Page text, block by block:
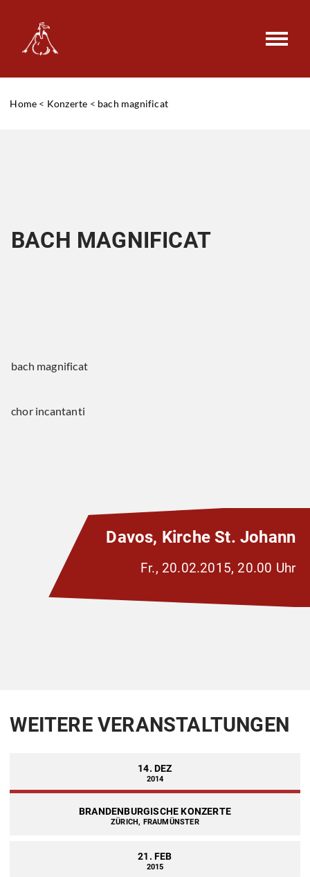
Home < Konzerte < bach magnificat
BACH MAGNIFICAT
bach magnificat
chor incantanti
Davos, Kirche St. Johann
Fr., 20.02.2015, 20.00 Uhr
WEITERE VERANSTALTUNGEN
14. DEZ
2014
BRANDENBURGISCHE KONZERTE
ZÜRICH, FRAUMÜNSTER
21. FEB
2015